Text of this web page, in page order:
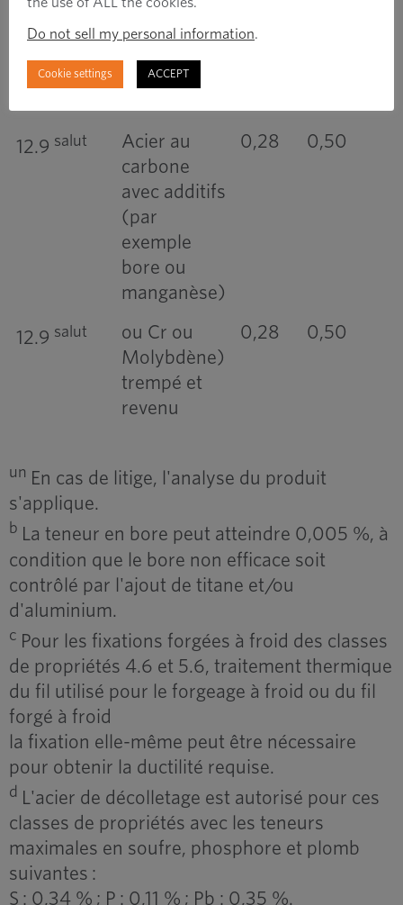
revenu
salut
Acier allié
trempé et
0,30
12.9 salut
Acier au
carbone
avec additifs
(par
exemple
bore ou
manganèse)
0,28 0,50
12.9 salut
ou Cr ou
Molybdène)
trempé et
revenu
0,28 0,50
un En cas de litige, l'analyse du produit
s'applique.
b La teneur en bore peut atteindre 0,005 %, à
condition que le bore non efficace soit
contrôlé par l'ajout de titane et/ou
d'aluminium.
c Pour les fixations forgées à froid des classes
de propriétés 4.6 et 5.6, traitement thermique
du fil utilisé pour le forgeage à froid ou du fil
forgé à froid
la fixation elle-même peut être nécessaire
pour obtenir la ductilité requise.
d L'acier de décolletage est autorisé pour ces
classes de propriétés avec les teneurs
maximales en soufre, phosphore et plomb
suivantes :
S : 0,34 % ; P : 0,11 % ; Pb : 0,35 %.
Do not sell my personal information.
Cookie settings ACCEPT